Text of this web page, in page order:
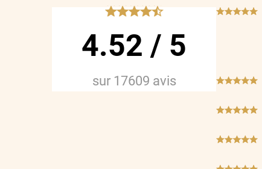
*****
4.52 / 5
sur 17609 avis